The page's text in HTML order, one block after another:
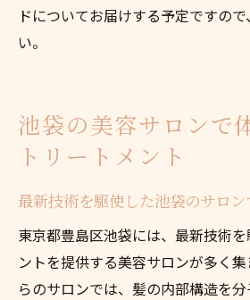
ドについてお届けする予定ですの
い。
池袋の美容サロンで
トリートメント
最新技術を駆使した池袋のサロ
東京都豊島区池袋には、最新技術
ントを提供する美容サロンが多く
らのサロンでは、髪の内部構造を